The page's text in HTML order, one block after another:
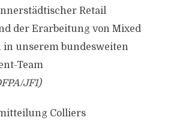
Retail
der Erarbeitung von Mixed
in unserem bundesweiten
Team
JF1)
Colliers